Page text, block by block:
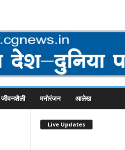
जीवनशैली मनोरंजन आलेख
Live Updates